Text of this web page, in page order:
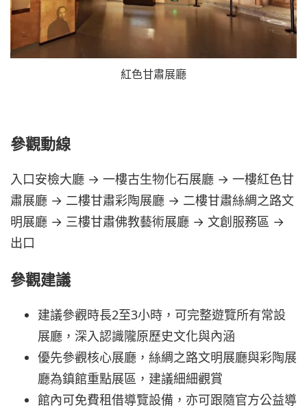
紅色甘肅展廳
參觀動線
入口安檢大廳 → 一樓古生物化石展廳 → 一樓紅色甘
肅展廳 → 二樓甘肅彩陶展廳 → 二樓甘肅絲綢之路文
明展廳 → 三樓甘肅佛教藝術展廳 → 文創服務區 →
出口
參觀建議
建議參觀時長2至3小時，可完整遊覽所有常設
展廳，深入認識隴原歷史文化與內涵
優先參觀核心展廳，絲綢之路文明展廳與彩陶展
廳為鎮館重點展區，建議細細觀賞
館內可免費租借導覽設備，亦可跟隨官方公益導